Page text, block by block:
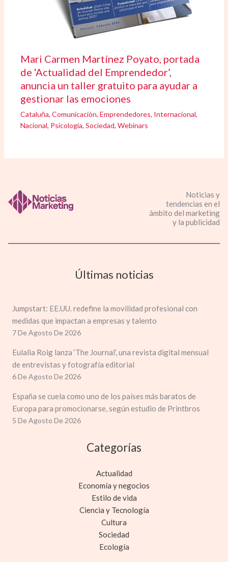
Mari Carmen Martínez Poyato, portada
de ‘Actualidad del Emprendedor’,
anuncia un taller gratuito para ayudar a
gestionar las emociones
Cataluña,Comunicación,Emprendedores, Internacional,
Nacional, Psicología,Sociedad,Webinars
Noticias y
tendencias en el
ámbito del marketing
y la publicidad
Últimas noticias
Jumpstart: EE.UU. redefine la movilidad profesional con
medidas que impactan a empresas y talento
7 De Agosto De 2026
Eulalia Roig lanza ‘The Journal’, una revista digital mensual
de entrevistas y fotografía editorial
6 De Agosto De 2026
España se cuela como uno de los países más baratos de
Europa para promocionarse, según estudio de Printbros
5 De Agosto De 2026
Categorías
Actualidad
Economía y negocios
Estilo de vida
Ciencia y Tecnología
Cultura
Sociedad
Ecología